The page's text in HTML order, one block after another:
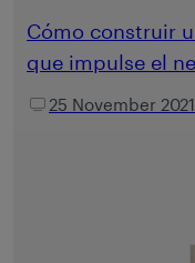
Cómo construir
que impulse el
25 November 2021